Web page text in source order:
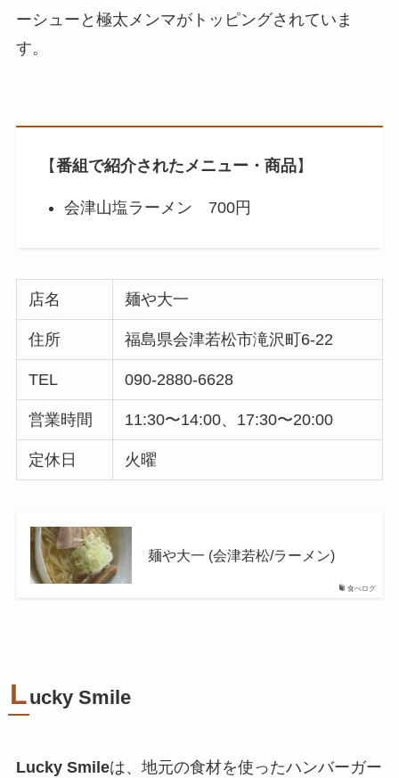
ーシューと極太メンマがトッピングされていま
す。
【番組で紹介されたメニュー・商品】
会津山塩ラーメン 700円
店名 麺や大一
住所 福島県会津若松市滝沢町6-22
TEL 090-2880-6628
営業時間 11:30〜14:00、17:30〜20:00
定休日 火曜
食べログ
麺や大一 (会津若松/ラーメン)
Lucky Smile
Lucky Smileは、地元の食材を使ったハンバーガー